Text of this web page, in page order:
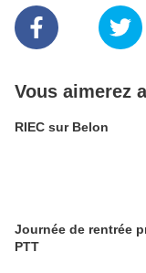
Vous aimerez
RIEC sur Belon
Journée de rentrée
PTT